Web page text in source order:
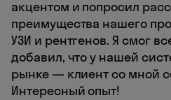
акцентом и попросил
преимущества нашего
УЗИ и рентгенов. Я смог
добавил, что у нашей
рынке — клиент со мной
Интересный опыт!